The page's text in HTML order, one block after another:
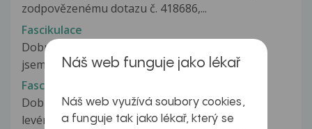
zodpovězenému dotazu č. 418686,...
Fascikulace
Dobrý den, mám na Vás otázku. Již před rokem
jsem byl vyšetřován na neurologii...
Fascikulace
Dobrý den, již asi 10 den mě trápí fascikulace v
levém rameni. Měla jsem je...
Náš web funguje jako lékař
Náš web využívá soubory cookies,
a funguje tak jako lékař, který se